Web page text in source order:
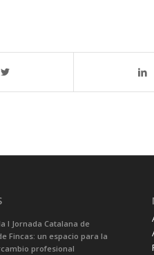
I Jornada Catalana de
Fincas: un espacio para la
profesional